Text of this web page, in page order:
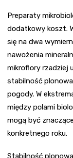
Preparaty
dodatkowy koszt.
się na dwa
nawożenia
mikroflory rzadziej
stabilność
pogody. W
między polami
mogą być
konkretnego roku.
Stabilność